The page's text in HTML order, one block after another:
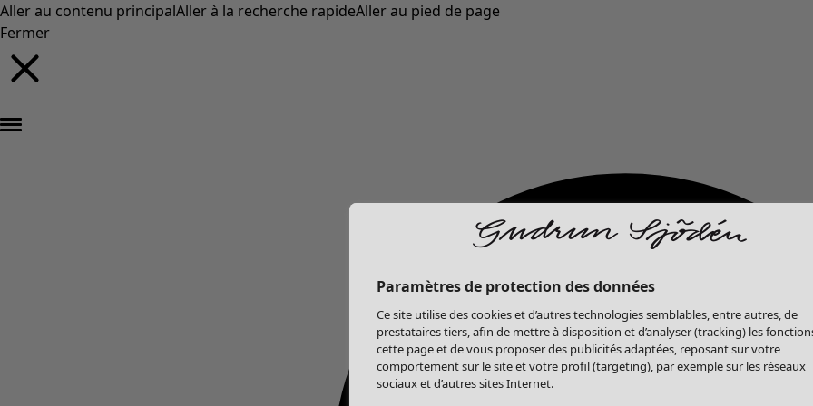
Aller au contenu principalAller à la recherche rapideAller au pied de page
Fermer
Paramètres de protection des données
Ce site utilise des cookies et d’autres technologies semblables, entre autres, de
prestataires tiers, afin de mettre à disposition et d’analyser (tracking) les
cette page et de vous proposer des publicités adaptées, reposant sur votre
comportement sur le site et votre profil (targeting), par exemple sur les réseaux
sociaux et d’autres sites Internet.